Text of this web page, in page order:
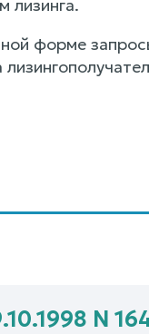
лизинга.
форме
N